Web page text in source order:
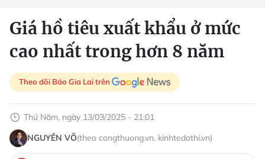
Giá hồ tiêu xuất khẩu ở mức
cao nhất trong hơn 8 năm
Theo dõi Báo Gia Lai trên
Thứ Năm, ngày 13/03/2025 - 21:01
NGUYÊN VÕ(theo congthuong.vn, kinhtedothi.vn)